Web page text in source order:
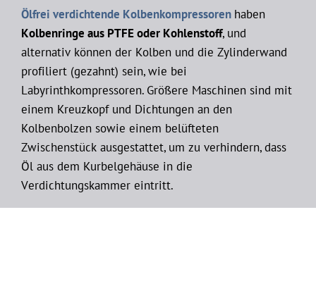
Ölfrei verdichtende Kolbenkompressoren haben
Kolbenringe aus PTFE oder Kohlenstoff, und
alternativ können der Kolben und die Zylinderwand
profiliert (gezahnt) sein, wie bei
Labyrinthkompressoren. Größere Maschinen sind mit
einem Kreuzkopf und Dichtungen an den
Kolbenbolzen sowie einem belüfteten
Zwischenstück ausgestattet, um zu verhindern, dass
Öl aus dem Kurbelgehäuse in die
Verdichtungskammer eintritt.